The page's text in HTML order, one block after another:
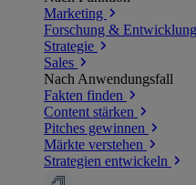
Marketing
Forschung & Entwicklung
Strategie
Sales
Nach Anwendungsfall
Fakten finden
Content stärken
Pitches gewinnen
Märkte verstehen
Strategien entwickeln